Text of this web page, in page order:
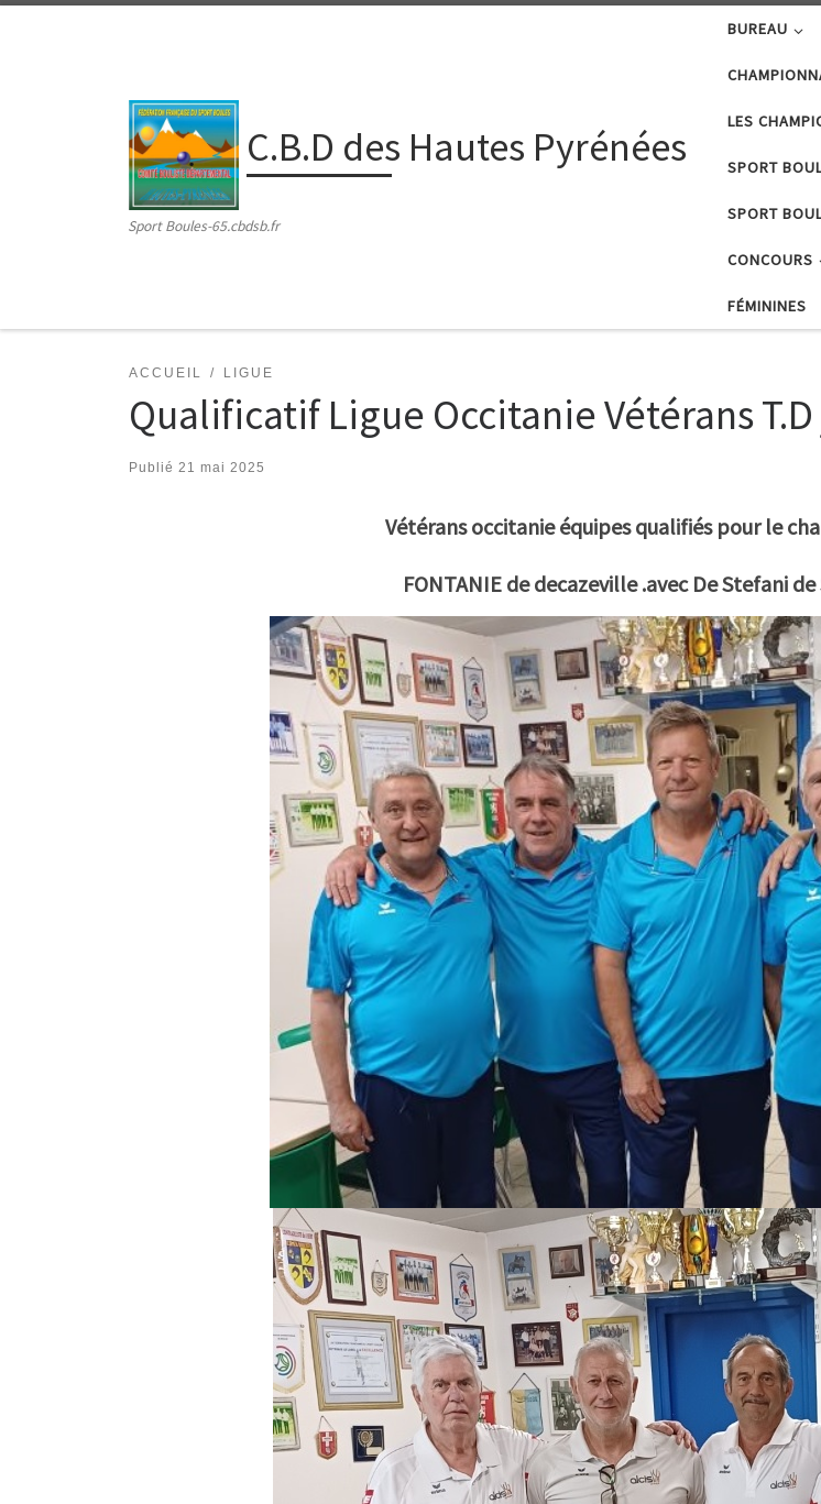
C.B.D des Hautes Pyrénées
Sport Boules-65.cbdsb.fr
BUREAU
LES
SPORT
SPORT
CONCOURS
FÉMININES
ACCUEIL LIGUE
Qualificatif Ligue Occitanie Vétérans T.D
Publié 21 mai 2025
Vétérans occitanie équipes qualifiés pour le
FONTANIE de decazeville .avec De Stefani